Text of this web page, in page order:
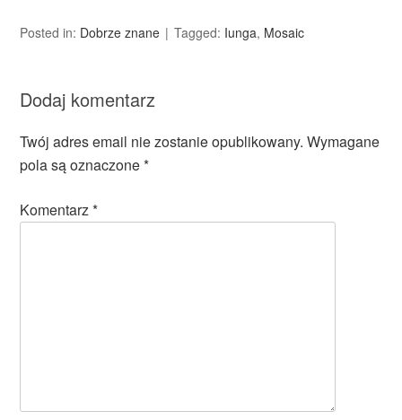
Posted in: Dobrze znane Tagged: Iunga, Mosaic
Dodaj komentarz
Twój adres email nie zostanie opublikowany. Wymagane
pola są oznaczone*
Komentarz*